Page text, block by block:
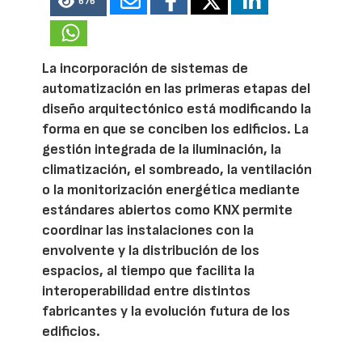
La incorporación de sistemas de
automatización en las primeras etapas del
diseño arquitectónico está modificando la
forma en que se conciben los edificios. La
gestión integrada de la iluminación, la
climatización, el sombreado, la ventilación
o la monitorización energética mediante
estándares abiertos como KNX permite
coordinar las instalaciones con la
envolvente y la distribución de los
espacios, al tiempo que facilita la
interoperabilidad entre distintos
fabricantes y la evolución futura de los
edificios.